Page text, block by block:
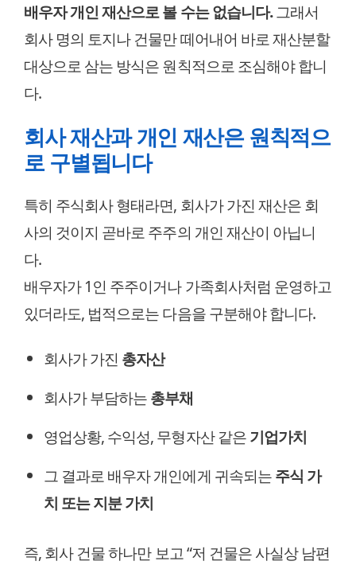
배우자 개인 재산으로 볼 수는 없습니다.그래서
회사 명의 토지나 건물만 떼어내어 바로 재산분할
대상으로 삼는 방식은 원칙적으로 조심해야 합니
다.
회사 재산과 개인 재산은 원칙적으
로 구별됩니다
특히 주식회사 형태라면, 회사가 가진 재산은 회
사의 것이지 곧바로 주주의 개인 재산이 아닙니
다.
배우자가 1인 주주이거나 가족회사처럼 운영하고
있더라도, 법적으로는 다음을 구분해야 합니다.
회사가 가진 총자산
회사가 부담하는총부채
영업상황, 수익성, 무형자산 같은기업가치
그 결과로 배우자 개인에게 귀속되는주식 가
치 또는 지분 가치
즉, 회사 건물 하나만 보고 “저 건물은 사실상 남편